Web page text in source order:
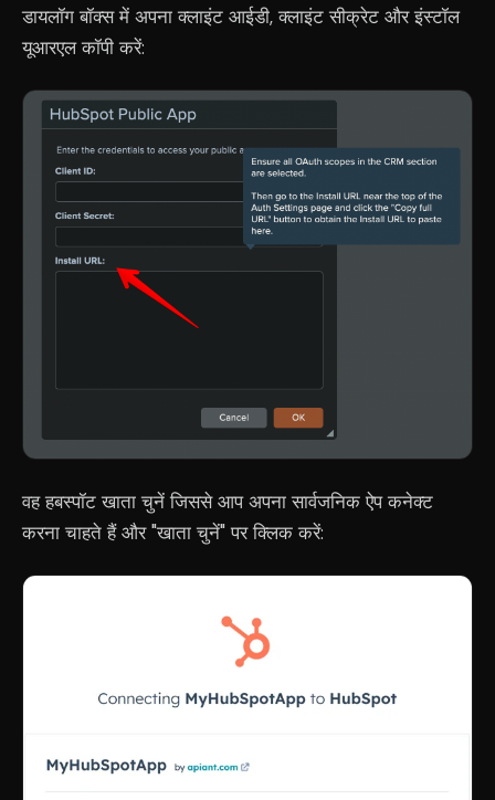
डायलॉग बॉक्स में अपना क्लाइंट आईडी, क्लाइंट सीक्रेट और इंस्टॉल
यूआरएल कॉपी करें:
वह हबस्पॉट खाता चुनें जिससे आप अपना सार्वजनिक ऐप कनेक्ट
करना चाहते हैं और "खाता चुनें" पर क्लिक करें: